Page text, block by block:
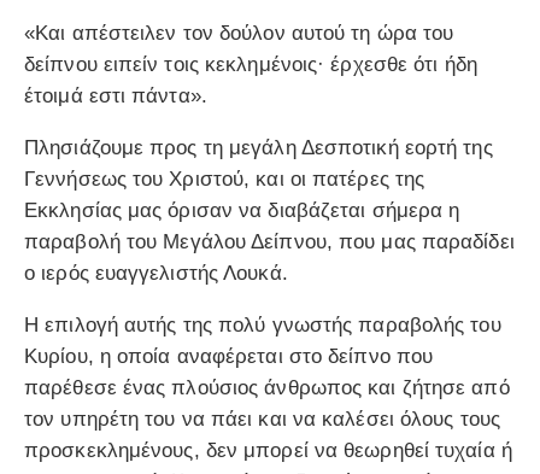
«Και απέστειλεν τον δούλον αυτού τη ώρα του
δείπνου ειπείν τοις κεκλημένοις· έρχεσθε ότι ήδη
έτοιμά εστι πάντα».
Πλησιάζουμε προς τη μεγάλη Δεσποτική εορτή της
Γεννήσεως του Χριστού, και οι πατέρες της
Εκκλησίας μας όρισαν να διαβάζεται σήμερα η
παραβολή του Μεγάλου Δείπνου, που μας παραδίδει
ο ιερός ευαγγελιστής Λουκά.
Η επιλογή αυτής της πολύ γνωστής παραβολής του
Κυρίου, η οποία αναφέρεται στο δείπνο που
παρέθεσε ένας πλούσιος άνθρωπος και ζήτησε από
τον υπηρέτη του να πάει και να καλέσει όλους τους
προσκεκλημένους, δεν μπορεί να θεωρηθεί τυχαία ή